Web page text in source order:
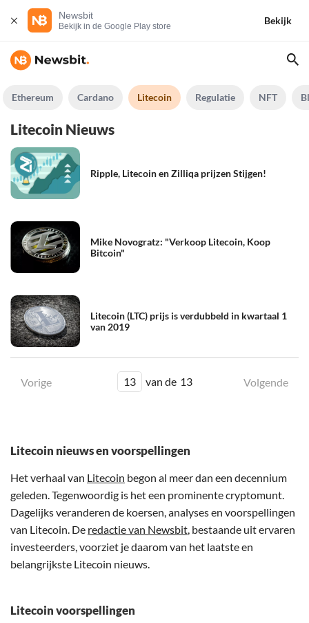
Newsbit
Bekijk in de Google Play store
Bekijk
Ethereum Cardano Litecoin Regulatie NFT
Litecoin Nieuws
Ripple, Litecoin en Zilliqa prijzen Stijgen!
Mike Novogratz: "Verkoop Litecoin, Koop
Bitcoin"
Litecoin (LTC) prijs is verdubbeld in kwartaal 1
van 2019
Vorige 13 van de 13 Volgende
Litecoin nieuws en voorspellingen
Het verhaal van Litecoin begon al meer dan een decennium
geleden. Tegenwoordig is het een prominente cryptomunt.
Dagelijks veranderen de koersen, analyses en voorspellingen
van Litecoin. De redactie van Newsbit, bestaande uit ervaren
investeerders, voorziet je daarom van het laatste en
belangrijkste Litecoin nieuws.
Litecoin voorspellingen